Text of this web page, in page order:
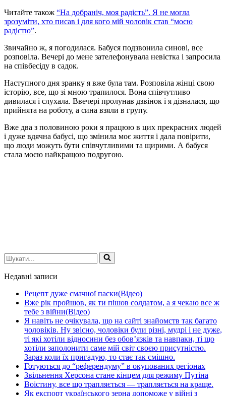
Читайте також “На добраніч, моя радість”. Я не могла
зрозуміти, хто писав і для кого мій чоловік став “моєю
радістю”.
Звичайно ж, я погодилася. Бабуся подзвонила синові, все
розповіла. Вечері до мене зателефонувала невістка і запросила
на співбесіду в садок.
Наступного дня зранку я вже була там. Розповіла жінці свою
історію, все, що зі мною трапилося. Вона співчутливо
дивилася і слухала. Ввечері пролунав дзвінок і я дізналася, що
прийнята на роботу, а сина взяли в групу.
Вже два з половиною роки я працюю в цих прекрасних людей
і дуже вдячна бабусі, що змінила моє життя і дала повірити,
що люди можуть бути співчутливими та щирими. А бабуся
стала моєю найкращою подругою.
Шукати...
Недавні записи
Рецепт дуже смачної паски(Відео)
Вже рік пройшов, як ти пішов солдатом, а я чекаю все ж
тебе з війни(Відео)
Я навіть не очікувала, що на сайті знайомств так багато
чоловіків. Ну звісно, чоловіки були різні, мудрі і не дуже,
ті які хотіли відносини без обов’язків та навпаки, ті що
хотіли заполонити саме мій світ своєю присутністю.
Зараз коли їх пригадую, то стає так смішно.
Готуються до “референдуму” в окупованих регіонах
Звільнення Херсона стане кінцем для режиму Путіна
Воістину, все що трапляється — трапляється на краще.
Як експорт українського зерна допоможе у війні з